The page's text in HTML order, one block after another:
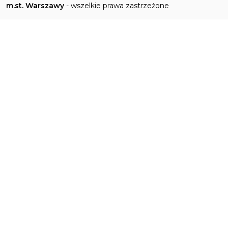
m.st. Warszawy - wszelkie prawa zastrzeżone